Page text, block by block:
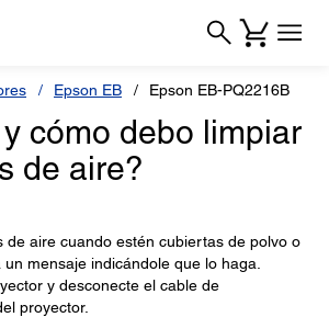
Epson EB Epson EB-PQ2216B
cómo debo limpiar
de aire?
de aire cuando estén cubiertas de polvo o
mensaje indicándole que lo haga.
y desconecte el cable de
proyector.